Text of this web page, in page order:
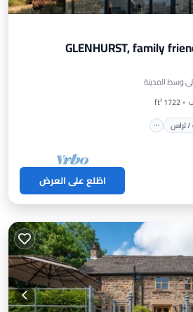
GLENHURST, family
1722 ft²
تراس
اطّلع على العرض